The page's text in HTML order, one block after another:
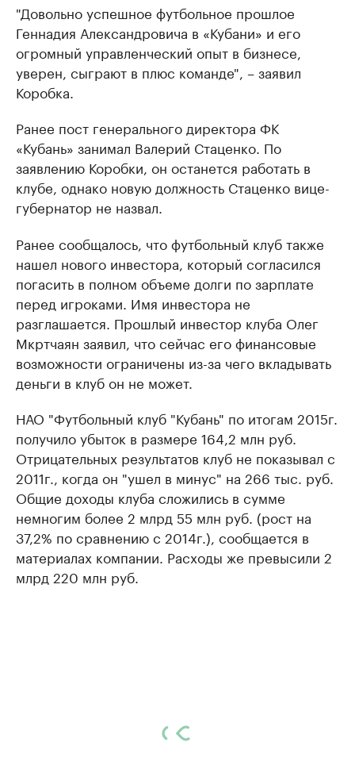
"Довольно успешное футбольное прошлое
Геннадия Александровича в «Кубани» и его
огромный управленческий опыт в бизнесе,
уверен, сыграют в плюс команде", – заявил
Коробка.
Ранее пост генерального директора ФК
«Кубань» занимал Валерий Стаценко. По
заявлению Коробки, он останется работать в
клубе, однако новую должность Стаценко вице-
губернатор не назвал.
Ранее сообщалось, что футбольный клуб также
нашел нового инвестора, который согласился
погасить в полном объеме долги по зарплате
перед игроками. Имя инвестора не
разглашается. Прошлый инвестор клуба Олег
Мкртчаян заявил, что сейчас его финансовые
возможности ограничены из-за чего вкладывать
деньги в клуб он не может.
НАО "Футбольный клуб "Кубань" по итогам 2015г.
получило убыток в размере 164,2 млн руб.
Отрицательных результатов клуб не показывал с
2011г., когда он "ушел в минус" на 266 тыс. руб.
Общие доходы клуба сложились в сумме
немногим более 2 млрд 55 млн руб. (рост на
37,2% по сравнению с 2014г.), сообщается в
материалах компании. Расходы же превысили 2
млрд 220 млн руб.